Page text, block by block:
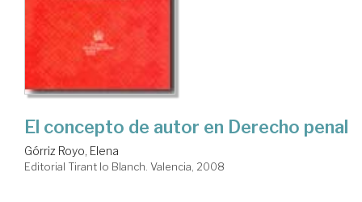
El concepto de autor en Derecho penal
Górriz Royo, Elena
Editorial Tirant lo Blanch. Valencia, 2008